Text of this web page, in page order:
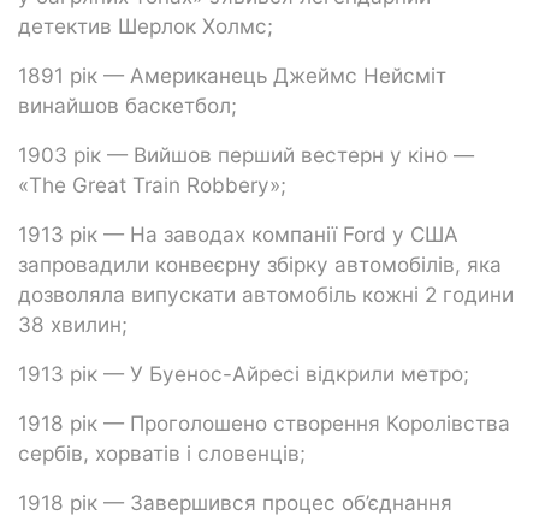
детектив Шерлок Холмс;
1891 рік — Американець Джеймс Нейсміт
винайшов баскетбол;
1903 рік — Вийшов перший вестерн у кіно —
«The Great Train Robbery»;
1913 рік — На заводах компанії Ford у США
запровадили конвеєрну збірку автомобілів, яка
дозволяла випускати автомобіль кожні 2 години
38 хвилин;
1913 рік — У Буенос-Айресі відкрили метро;
1918 рік — Проголошено створення Королівства
сербів, хорватів і словенців;
1918 рік — Завершився процес об’єднання